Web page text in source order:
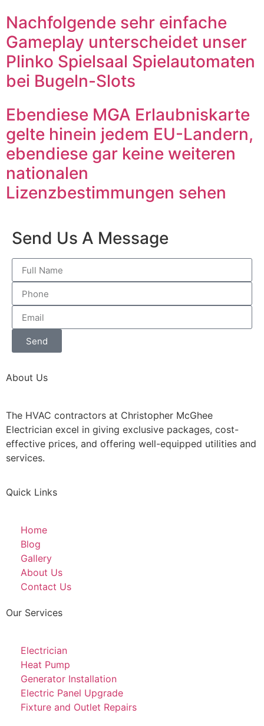
Nachfolgende sehr einfache
Gameplay unterscheidet unser
Plinko Spielsaal Spielautomaten
bei Bugeln-Slots
Ebendiese MGA Erlaubniskarte
gelte hinein jedem EU-Landern,
ebendiese gar keine weiteren
nationalen
Lizenzbestimmungen sehen
Send Us A Message
Send
About Us
The HVAC contractors at Christopher McGhee
Electrician excel in giving exclusive packages, cost-
effective prices, and offering well-equipped utilities and
services.
Quick Links
Home
Blog
Gallery
About Us
Contact Us
Our Services
Electrician
Heat Pump
Generator Installation
Electric Panel Upgrade
Fixture and Outlet Repairs